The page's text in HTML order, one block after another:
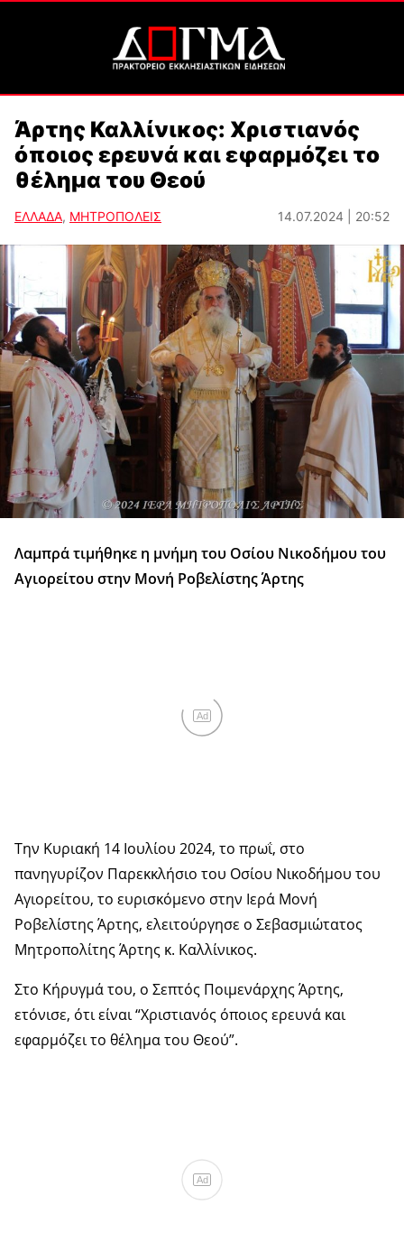
Άρτης Καλλίνικος: Χριστιανός
όποιος ερευνά και εφαρμόζει το
θέλημα του Θεού
ΕΛΛΑΔΑ, ΜΗΤΡΟΠΟΛΕΙΣ 14.07.2024 | 20:52
Λαμπρά τιμήθηκε η μνήμη του Οσίου Νικοδήμου του
Αγιορείτου στην Μονή Ροβελίστης Άρτης
Ad
Την Κυριακή 14 Ιουλίου 2024, το πρωΐ, στο
πανηγυρίζον Παρεκκλήσιο του Οσίου Νικοδήμου του
Αγιορείτου, το ευρισκόμενο στην Ιερά Μονή
Ροβελίστης Άρτης, ελειτούργησε ο Σεβασμιώτατος
Μητροπολίτης Άρτης κ. Καλλίνικος.
Στο Κήρυγμά του, ο Σεπτός Ποιμενάρχης Άρτης,
ετόνισε, ότι είναι “Χριστιανός όποιος ερευνά και
εφαρμόζει το θέλημα του Θεού”.
Ad